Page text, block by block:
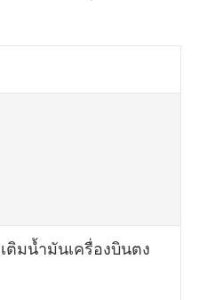
ติมน้ำมันเครื่องบินตง